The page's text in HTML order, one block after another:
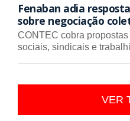
Fenaban adia
sobre negociação
CONTEC cobra
sociais, sindicais e
VER